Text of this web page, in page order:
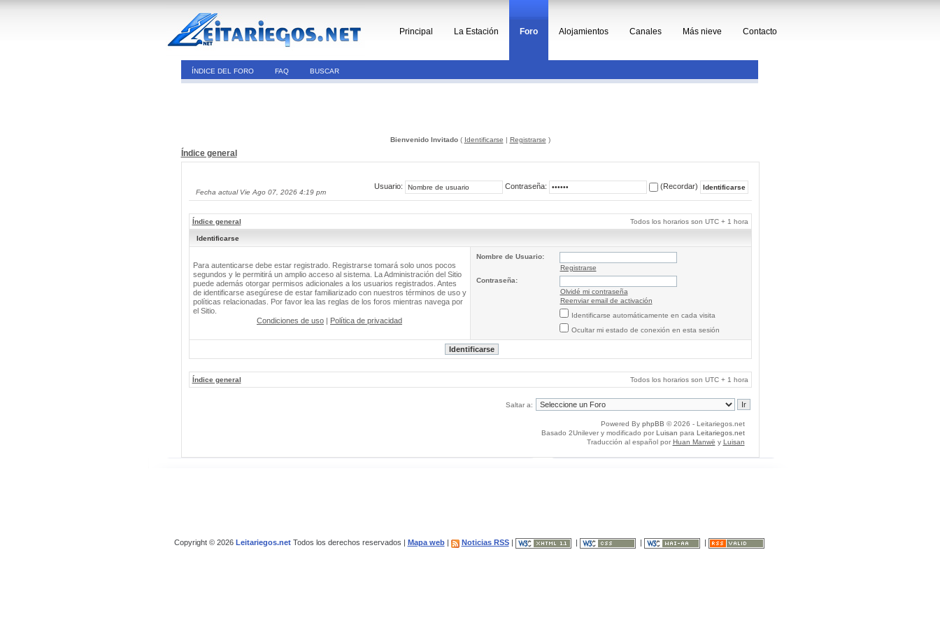
Principal La Estación Foro Alojamientos Canales Más nieve Contacto
ÍNDICE DEL FORO FAQ BUSCAR
Bienvenido Invitado( Identificarse | Registrarse )
Índice general
Fecha actual Vie Ago 07, 2026 4:19 pm
Usuario: Contraseña: (Recordar)
Índice general Todos los horarios son UTC + 1 hora
Identificarse
Para autenticarse debe estar registrado. Registrarse tomará solo unos pocos
segundos y le permitirá un amplio acceso al sistema. La Administración del Sitio
puede además otorgar permisos adicionales a los usuarios registrados. Antes
de identificarse asegúrese de estar familiarizado con nuestros términos de uso y
políticas relacionadas. Por favor lea las reglas de los foros mientras navega por
el Sitio.
Condiciones de uso | Política de privacidad
Nombre de Usuario:
Registrarse
Contraseña:
Olvidé mi contraseña
Reenviar email de activación
Identificarse automáticamente en cada visita
Ocultar mi estado de conexión en esta sesión
Índice general Todos los horarios son UTC + 1 hora
Saltar a:
Powered By phpBB © 2026 - Leitariegos.net
Basado 2Unilever y modificado por Luisan para Leitariegos.net
Traducción al español por Huan Manwë y Luisan
Copyright © 2026 Leitariegos.netTodos los derechos reservados | Mapa web| Noticias RSS|